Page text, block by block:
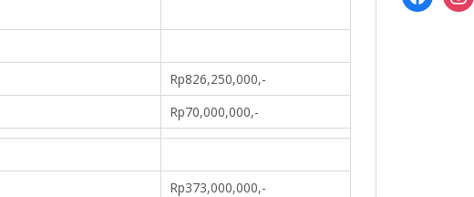
Rp826,250,000,-
Rp70,000,000,-
Rp373,000,000,-